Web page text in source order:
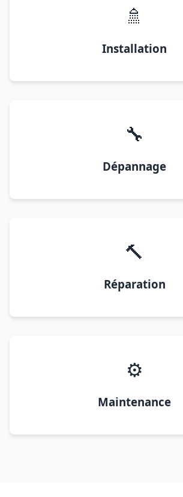
🚿
Installation
🔧
Dépannage
🔨
Réparation
⚙️
Maintenance